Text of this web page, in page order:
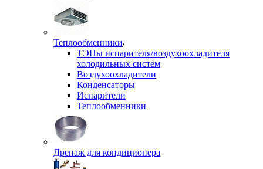
Теплообменники
ТЭНы испарителя/воздухоохладителя
холодильных систем
Воздухоохладители
Конденсаторы
Испарители
Теплообменники
Дренаж для кондиционера